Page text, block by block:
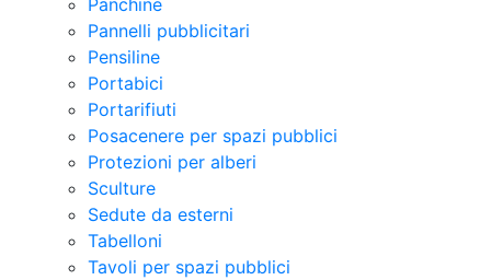
Panchine
Pannelli pubblicitari
Pensiline
Portabici
Portarifiuti
Posacenere per spazi pubblici
Protezioni per alberi
Sculture
Sedute da esterni
Tabelloni
Tavoli per spazi pubblici